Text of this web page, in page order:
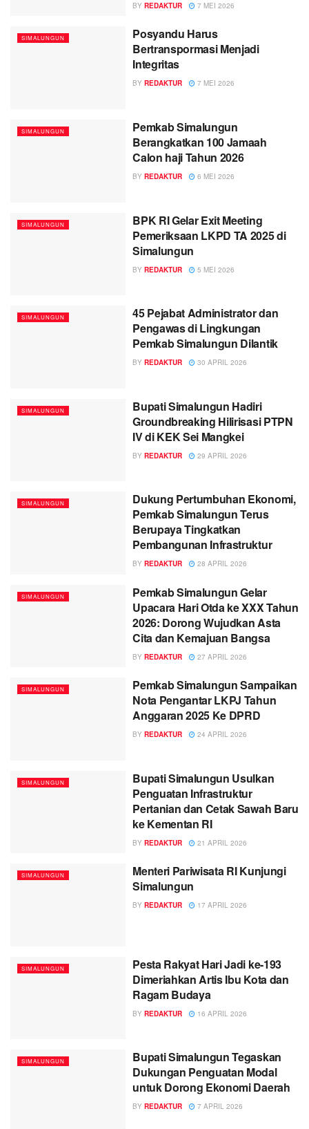
BY REDAKTUR 7 MEI 2026
SIMALUNGUN
Posyandu Harus
Bertranspormasi Menjadi
Integritas
BY REDAKTUR 7 MEI 2026
SIMALUNGUN
Pemkab Simalungun
Berangkatkan 100 Jamaah
Calon haji Tahun 2026
BY REDAKTUR 6 MEI 2026
SIMALUNGUN
BPK RI Gelar Exit Meeting
Pemeriksaan LKPD TA 2025 di
Simalungun
BY REDAKTUR 5 MEI 2026
SIMALUNGUN
45 Pejabat Administrator dan
Pengawas di Lingkungan
Pemkab Simalungun Dilantik
BY REDAKTUR 30 APRIL 2026
SIMALUNGUN
Bupati Simalungun Hadiri
Groundbreaking Hilirisasi PTPN
IV di KEK Sei Mangkei
BY REDAKTUR 29 APRIL 2026
SIMALUNGUN
Dukung Pertumbuhan Ekonomi,
Pemkab Simalungun Terus
Berupaya Tingkatkan
Pembangunan Infrastruktur
BY REDAKTUR 28 APRIL 2026
SIMALUNGUN
Pemkab Simalungun Gelar
Upacara Hari Otda ke XXX Tahun
2026: Dorong Wujudkan Asta
Cita dan Kemajuan Bangsa
BY REDAKTUR 27 APRIL 2026
SIMALUNGUN
Pemkab Simalungun Sampaikan
Nota Pengantar LKPJ Tahun
Anggaran 2025 Ke DPRD
BY REDAKTUR 24 APRIL 2026
SIMALUNGUN
Bupati Simalungun Usulkan
Penguatan Infrastruktur
Pertanian dan Cetak Sawah Baru
ke Kementan RI
BY REDAKTUR 21 APRIL 2026
SIMALUNGUN
Menteri Pariwisata RI Kunjungi
Simalungun
BY REDAKTUR 17 APRIL 2026
SIMALUNGUN
Pesta Rakyat Hari Jadi ke-193
Dimeriahkan Artis Ibu Kota dan
Ragam Budaya
BY REDAKTUR 16 APRIL 2026
SIMALUNGUN
Bupati Simalungun Tegaskan
Dukungan Penguatan Modal
untuk Dorong Ekonomi Daerah
BY REDAKTUR 7 APRIL 2026